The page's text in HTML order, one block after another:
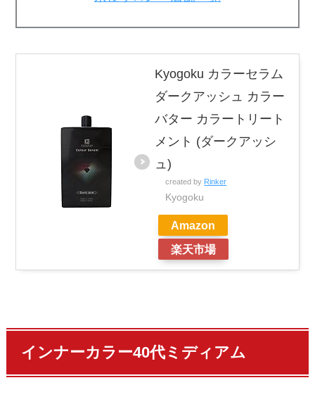
Kyogoku カラーセラム
ダークアッシュ カラー
バター カラートリート
メント (ダークアッシ
ュ)
created by Rinker
Kyogoku
Amazon
楽天市場
インナーカラー40代ミディアム